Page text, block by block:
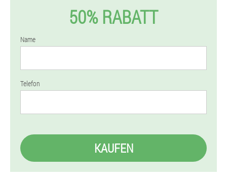
50% RABATT
Name
Telefon
KAUFEN